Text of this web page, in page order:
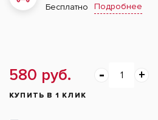
Бесплатно
Подробнее
580 руб.
КУПИТЬ В 1 КЛИК